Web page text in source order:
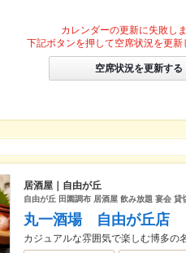
カレンダーの更新に失敗しま
下記ボタンを押して空席状況を更新
空席状況を更新する
居酒屋｜自由が丘
自由が丘 田園調布 居酒屋 飲み放題 宴会 貸
丸一酒場 自由が丘店
カジュアルな雰囲気で楽しむ博多の